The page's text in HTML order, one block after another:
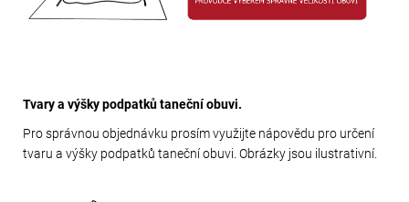
Tvary a výšky podpatků taneční obuvi.
Pro správnou objednávku prosím využijte nápovědu pro určení
tvaru a výšky podpatků taneční obuvi. Obrázky jsou ilustrativní.